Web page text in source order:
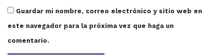
Guardar mi nombre, correo electrónico y sitio web en
este navegador para la próxima vez que haga un
comentario.